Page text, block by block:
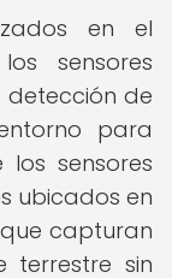
en el
sensores
detección de
para
sensores
ubicados en
capturan
terrestre sin